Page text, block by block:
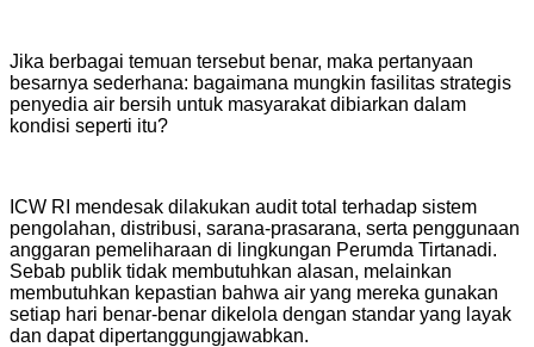
Jika berbagai temuan tersebut benar, maka pertanyaan
besarnya sederhana: bagaimana mungkin fasilitas strategis
penyedia air bersih untuk masyarakat dibiarkan dalam
kondisi seperti itu?
ICW RI mendesak dilakukan audit total terhadap sistem
pengolahan, distribusi, sarana-prasarana, serta penggunaan
anggaran pemeliharaan di lingkungan Perumda Tirtanadi.
Sebab publik tidak membutuhkan alasan, melainkan
membutuhkan kepastian bahwa air yang mereka gunakan
setiap hari benar-benar dikelola dengan standar yang layak
dan dapat dipertanggungjawabkan.